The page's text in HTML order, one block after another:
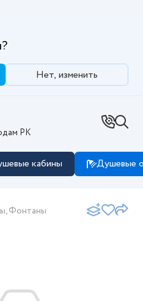
Нет, изменить
РК
кабины Душевые
Фонтаны